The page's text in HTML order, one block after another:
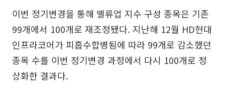
이번 정기변경을 통해 밸류업 지수 구성 종목은 기존
99개에서 100개로 재조정됐다. 지난해 12월 HD현대
인프라코어가 피흡수합병됨에 따라 99개로 감소했던
종목 수를 이번 정기변경 과정에서 다시 100개로 정
상화한 결과다.